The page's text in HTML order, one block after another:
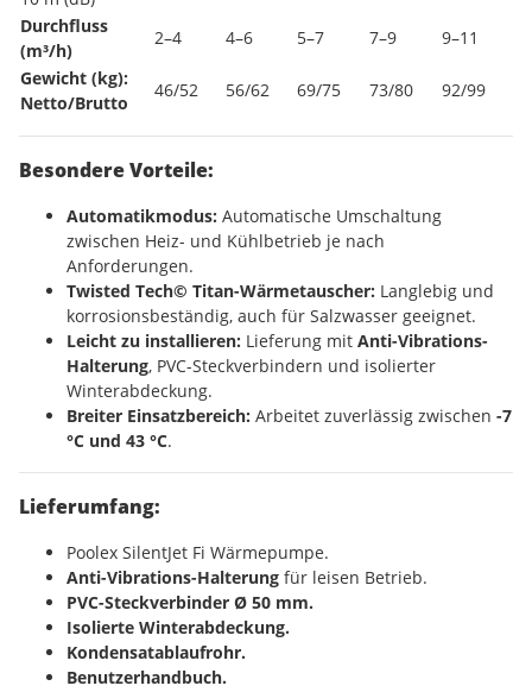
Durchfluss
(m³/h)
2–4 4–6 5–7 7–9
9–11
Gewicht (kg):
Netto/Brutto
46/52 56/62 69/75 73/80 92/99
Besondere Vorteile:
Automatikmodus: Automatische Umschaltung
zwischen Heiz- und Kühlbetrieb je nach
Anforderungen.
Twisted Tech© Titan-Wärmetauscher: Langlebig und
korrosionsbeständig, auch für Salzwasser geeignet.
Leicht zu installieren: Lieferung mit Anti-Vibrations-
Halterung, PVC-Steckverbindern und isolierter
Winterabdeckung.
Breiter Einsatzbereich: Arbeitet zuverlässig zwischen -7
°C und 43 °C.
Lieferumfang:
Poolex SilentJet Fi Wärmepumpe.
Anti-Vibrations-Halterung für leisen Betrieb.
PVC-Steckverbinder Ø 50 mm.
Isolierte Winterabdeckung.
Kondensatablaufrohr.
Benutzerhandbuch.